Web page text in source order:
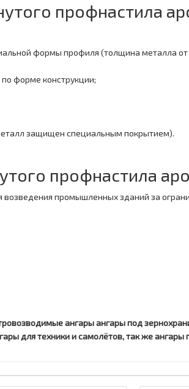
профнастила
формы профиля (толщина металла
форме конструкции;
защищен специальным покрытием).
профнастила
возведения промышленных зданий за
ангары ангары под
для техники и самолётов, так же ангары